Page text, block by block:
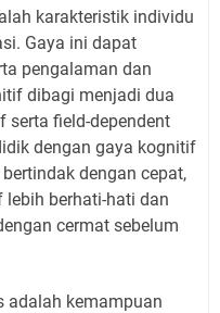
karakteristik individu
Gaya ini dapat
pengalaman dan
dibagi menjadi dua
field-dependent
dengan gaya kognitif
dengan cepat,
lebih berhati-hati dan
cermat sebelum
adalah kemampuan